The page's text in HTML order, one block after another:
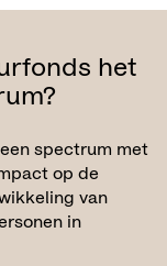
het
spectrum met
op de
van
in